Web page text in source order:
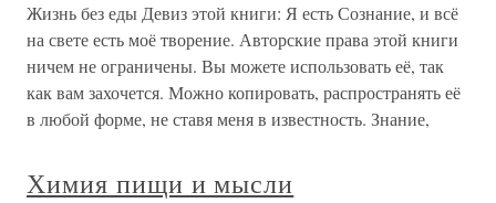
Жизнь без еды Девиз этой книги: Я есть Сознание, и всё
на свете есть моё творение. Авторские права этой книги
ничем не ограничены. Вы можете использовать её, так
как вам захочется. Можно копировать, распространять её
в любой форме, не ставя меня в известность. Знание,
Химия пищи и мысли